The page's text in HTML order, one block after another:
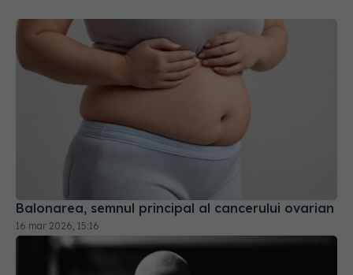
Balonarea, semnul principal al cancerului ovarian
16 mar 2026, 15:16